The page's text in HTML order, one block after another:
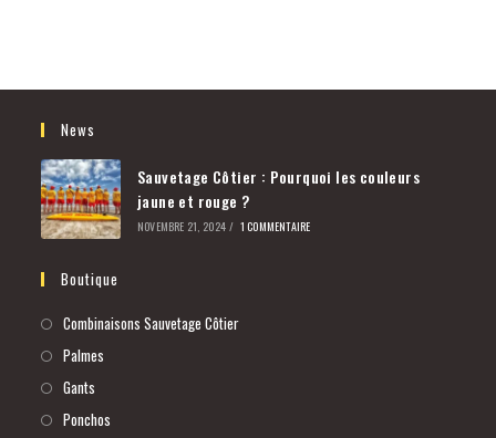
News
Sauvetage Côtier : Pourquoi les couleurs
jaune et rouge ?
NOVEMBRE 21, 2024 / 1 COMMENTAIRE
Boutique
Combinaisons Sauvetage Côtier
Palmes
Gants
Ponchos